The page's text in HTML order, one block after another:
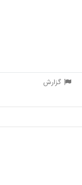
گزارش